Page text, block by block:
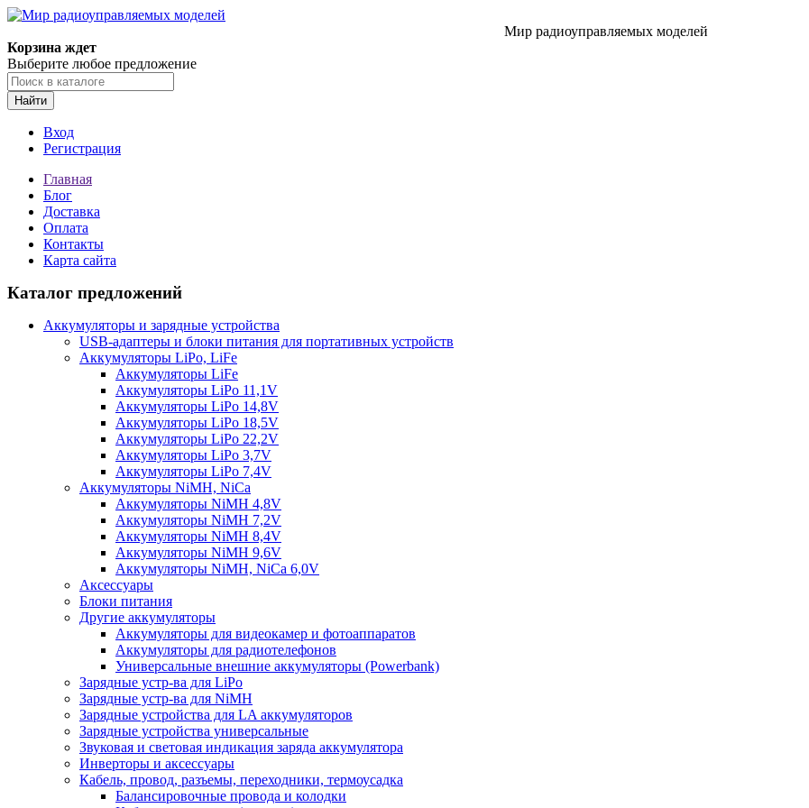
Мир радиоуправляемых моделей
Корзина ждет
Выберите любое предложение
Найти
Вход
Регистрация
Главная
Блог
Доставка
Оплата
Контакты
Карта сайта
Каталог предложений
Аккумуляторы и зарядные устройства
USB-адаптеры и блоки питания для портативных устройств
Аккумуляторы LiPo, LiFe
Аккумуляторы LiFe
Аккумуляторы LiPo 11,1V
Аккумуляторы LiPo 14,8V
Аккумуляторы LiPo 18,5V
Аккумуляторы LiPo 22,2V
Аккумуляторы LiPo 3,7V
Аккумуляторы LiPo 7,4V
Аккумуляторы NiMH, NiCa
Аккумуляторы NiMH 4,8V
Аккумуляторы NiMH 7,2V
Аккумуляторы NiMH 8,4V
Аккумуляторы NiMH 9,6V
Аккумуляторы NiMH, NiCa 6,0V
Аксессуары
Блоки питания
Другие аккумуляторы
Аккумуляторы для видеокамер и фотоаппаратов
Аккумуляторы для радиотелефонов
Универсальные внешние аккумуляторы (Powerbank)
Зарядные устр-ва для LiPo
Зарядные устр-ва для NiMH
Зарядные устройства для LA аккумуляторов
Зарядные устройства универсальные
Звуковая и световая индикация заряда аккумулятора
Инверторы и аксессуары
Кабель, провод, разъемы, переходники, термоусадка
Балансировочные провода и колодки